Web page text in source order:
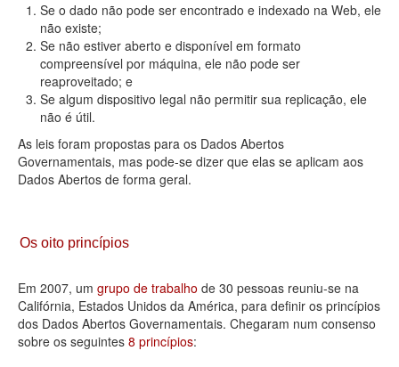
Se o dado não pode ser encontrado e indexado na Web, ele
não existe;
Se não estiver aberto e disponível em formato
compreensível por máquina, ele não pode ser
reaproveitado; e
Se algum dispositivo legal não permitir sua replicação, ele
não é útil.
As leis foram propostas para os Dados Abertos
Governamentais, mas pode-se dizer que elas se aplicam aos
Dados Abertos de forma geral.
Os oito princípios
Em 2007, um grupo de trabalho de 30 pessoas reuniu-se na
Califórnia, Estados Unidos da América, para definir os princípios
dos Dados Abertos Governamentais. Chegaram num consenso
sobre os seguintes 8 princípios: